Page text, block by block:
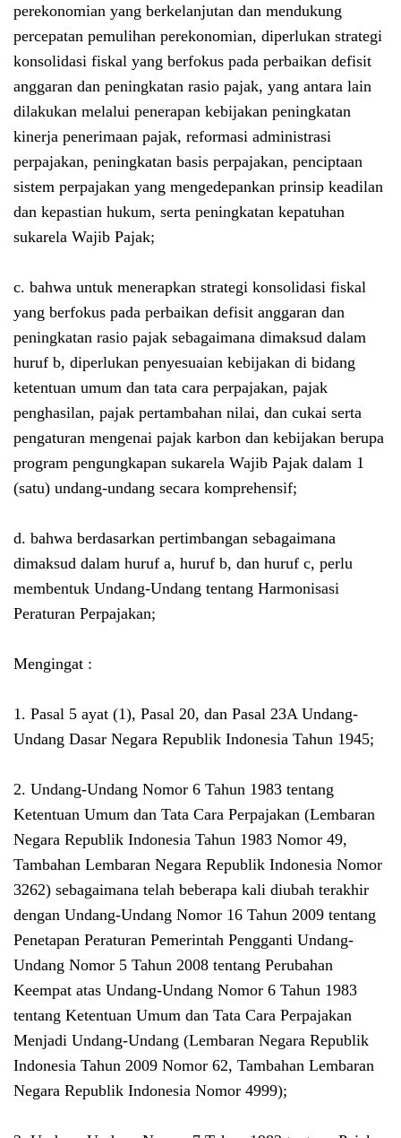
perekonomian yang berkelanjutan dan mendukung
percepatan pemulihan perekonomian, diperlukan strategi
konsolidasi fiskal yang berfokus pada perbaikan defisit
anggaran dan peningkatan rasio pajak, yang antara lain
dilakukan melalui penerapan kebijakan peningkatan
kinerja penerimaan pajak, reformasi administrasi
perpajakan, peningkatan basis perpajakan, penciptaan
sistem perpajakan yang mengedepankan prinsip keadilan
dan kepastian hukum, serta peningkatan kepatuhan
sukarela Wajib Pajak;
c. bahwa untuk menerapkan strategi konsolidasi fiskal
yang berfokus pada perbaikan defisit anggaran dan
peningkatan rasio pajak sebagaimana dimaksud dalam
huruf b, diperlukan penyesuaian kebijakan di bidang
ketentuan umum dan tata cara perpajakan, pajak
penghasilan, pajak pertambahan nilai, dan cukai serta
pengaturan mengenai pajak karbon dan kebijakan berupa
program pengungkapan sukarela Wajib Pajak dalam 1
(satu) undang-undang secara komprehensif;
d. bahwa berdasarkan pertimbangan sebagaimana
dimaksud dalam huruf a, huruf b, dan huruf c, perlu
membentuk Undang-Undang tentang Harmonisasi
Peraturan Perpajakan;
Mengingat :
1. Pasal 5 ayat (1), Pasal 20, dan Pasal 23A Undang-
Undang Dasar Negara Republik Indonesia Tahun 1945;
2. Undang-Undang Nomor 6 Tahun 1983 tentang
Ketentuan Umum dan Tata Cara Perpajakan (Lembaran
Negara Republik Indonesia Tahun 1983 Nomor 49,
Tambahan Lembaran Negara Republik Indonesia Nomor
3262) sebagaimana telah beberapa kali diubah terakhir
dengan Undang-Undang Nomor 16 Tahun 2009 tentang
Penetapan Peraturan Pemerintah Pengganti Undang-
Undang Nomor 5 Tahun 2008 tentang Perubahan
Keempat atas Undang-Undang Nomor 6 Tahun 1983
tentang Ketentuan Umum dan Tata Cara Perpajakan
Menjadi Undang-Undang (Lembaran Negara Republik
Indonesia Tahun 2009 Nomor 62, Tambahan Lembaran
Negara Republik Indonesia Nomor 4999);